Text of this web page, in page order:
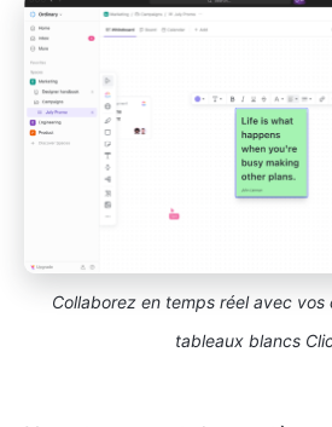
Collaborez en temps réel avec
tableaux blancs